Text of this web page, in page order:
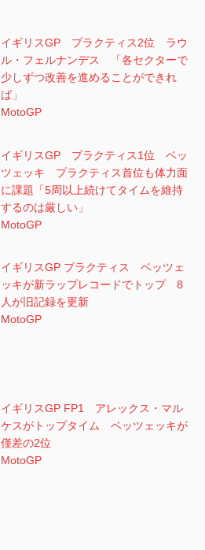
イギリスGP プラクティス2位 ラウ
ル・フェルナンデス 「各セクターで
少しずつ改善を進めることができれ
ば」
MotoGP
イギリスGP プラクティス1位 ベッ
ツェッキ プラクティス首位も体力面
に課題「5周以上続けてタイムを維持
するのは厳しい」
MotoGP
イギリスGP プラクティス ベッツェ
ッキが新ラップレコードでトップ 8
人が旧記録を更新
MotoGP
イギリスGP FP1 アレックス・マル
ケスがトップタイム ベッツェッキが
僅差の2位
MotoGP